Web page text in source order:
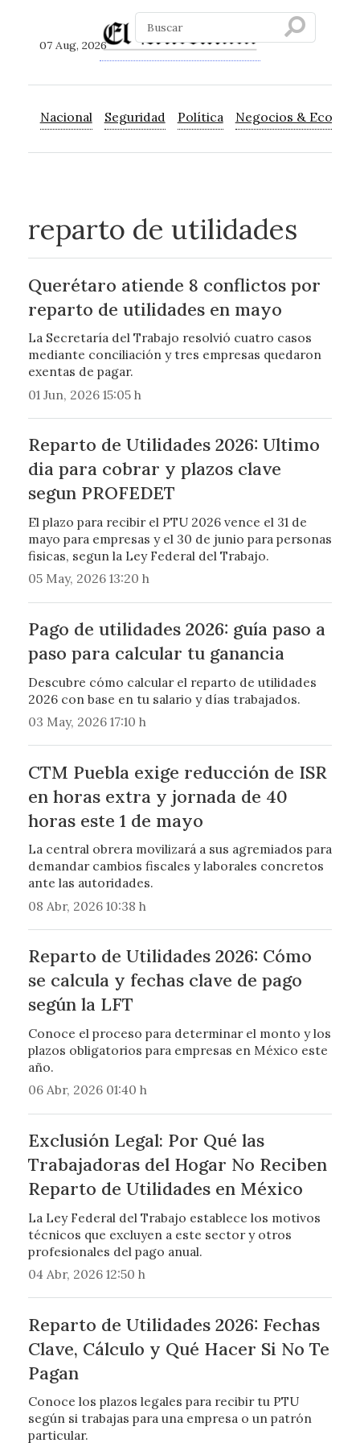
07 Aug, 2026
Nacional Seguridad Política Negocios &
reparto de utilidades
Querétaro atiende 8 conflictos por
reparto de utilidades en mayo
La Secretaría del Trabajo resolvió cuatro casos
mediante conciliación y tres empresas quedaron
exentas de pagar.
01 Jun, 2026 15:05 h
Reparto de Utilidades 2026: Ultimo
dia para cobrar y plazos clave
segun PROFEDET
El plazo para recibir el PTU 2026 vence el 31 de
mayo para empresas y el 30 de junio para personas
fisicas, segun la Ley Federal del Trabajo.
05 May, 2026 13:20 h
Pago de utilidades 2026: guía paso a
paso para calcular tu ganancia
Descubre cómo calcular el reparto de utilidades
2026 con base en tu salario y días trabajados.
03 May, 2026 17:10 h
CTM Puebla exige reducción de ISR
en horas extra y jornada de 40
horas este 1 de mayo
La central obrera movilizará a sus agremiados para
demandar cambios fiscales y laborales concretos
ante las autoridades.
08 Abr, 2026 10:38 h
Reparto de Utilidades 2026: Cómo
se calcula y fechas clave de pago
según la LFT
Conoce el proceso para determinar el monto y los
plazos obligatorios para empresas en México este
año.
06 Abr, 2026 01:40 h
Exclusión Legal: Por Qué las
Trabajadoras del Hogar No Reciben
Reparto de Utilidades en México
La Ley Federal del Trabajo establece los motivos
técnicos que excluyen a este sector y otros
profesionales del pago anual.
04 Abr, 2026 12:50 h
Reparto de Utilidades 2026: Fechas
Clave, Cálculo y Qué Hacer Si No Te
Pagan
Conoce los plazos legales para recibir tu PTU
según si trabajas para una empresa o un patrón
particular.